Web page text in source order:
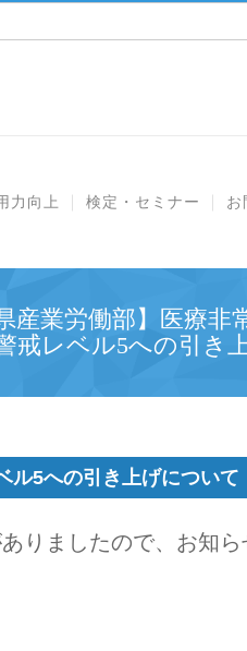
力向上 検定・セミナー お
産業労働部】医療
戒レベル5への引き
ル5への引き上げについて
りましたので、お知ら